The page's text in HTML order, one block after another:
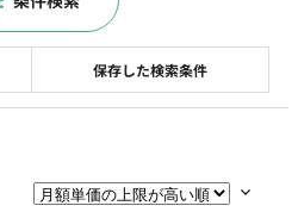
保存した検索条件